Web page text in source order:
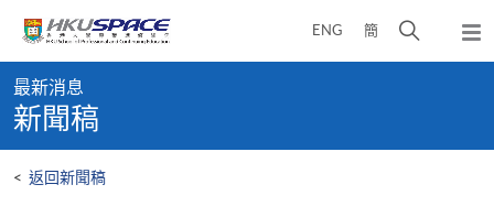
content
ENG 簡
開
彈
出
content
start
最新消息
新聞稿
< 返回新聞稿